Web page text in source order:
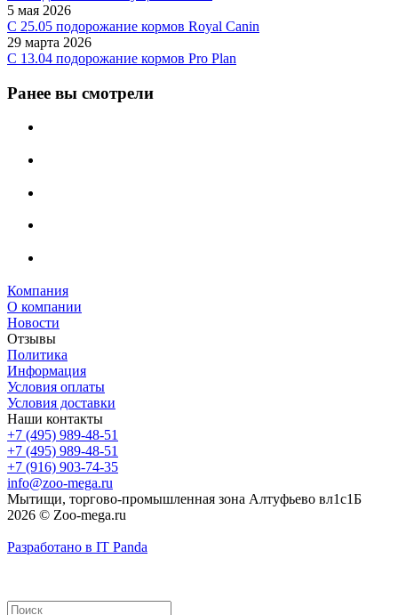
5 мая 2026
C 25.05 подорожание кормов Royal Canin
29 марта 2026
С 13.04 подорожание кормов Pro Plan
Ранее вы смотрели
Компания
О компании
Новости
Отзывы
Политика
Информация
Условия оплаты
Условия доставки
Наши контакты
+7 (495) 989-48-51
+7 (495) 989-48-51
+7 (916) 903-74-35
info@zoo-mega.ru
Мытищи, торгово-промышленная зона Алтуфьево вл1с1Б
2026 © Zoo-mega.ru
Разработано в IT Panda